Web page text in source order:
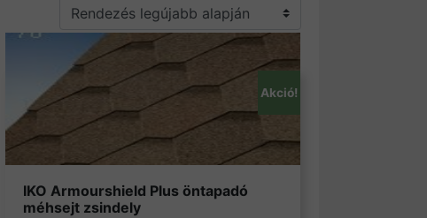
Akció!
IKO Armourshield Plus öntapadó
méhsejt zsindely